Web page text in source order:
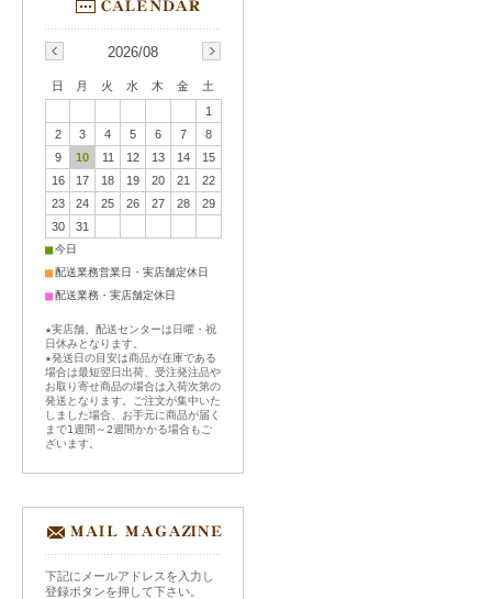
2026/08
日 月 火 水 木 金
土
1
2
3 4 5 6 7
8
9
10 11 12 13 14
15
16
17 18 19 20 21
22
23
24 25 26 27 28
29
30
31
■今日
■配送業務営業日・実店舗定休日
■配送業務・実店舗定休日
★実店舗、配送センターは日曜・祝
日休みとなります。
★発送日の目安は商品が在庫である
場合は最短翌日出荷、受注発注品や
お取り寄せ商品の場合は入荷次第の
発送となります。ご注文が集中いた
しました場合、お手元に商品が届く
まで1週間～2週間かかる場合もご
ざいます。
下記にメールアドレスを入力し
登録ボタンを押して下さい。